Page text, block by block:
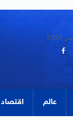
عالم اقتصاد